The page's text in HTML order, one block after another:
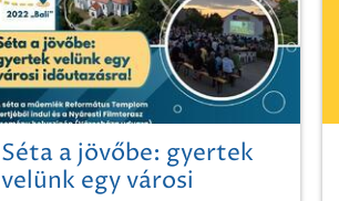
Séta a jövőbe: gyertek
velünk egy városi